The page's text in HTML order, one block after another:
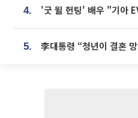
4.
5.